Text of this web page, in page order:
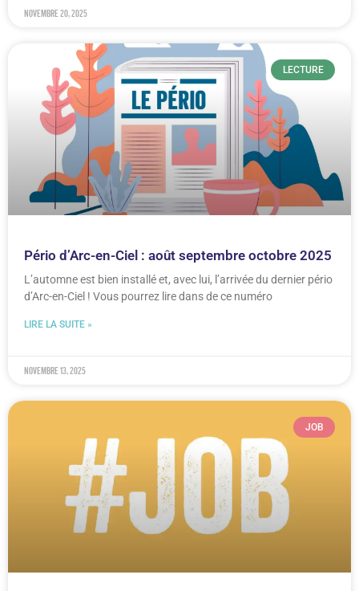
novembre 20, 2025
LECTURE
Pério d’Arc-en-Ciel : août septembre octobre 2025
L’automne est bien installé et, avec lui, l’arrivée du dernier pério
d’Arc-en-Ciel ! Vous pourrez lire dans de ce numéro
LIRE LA SUITE »
novembre 13, 2025
JOB